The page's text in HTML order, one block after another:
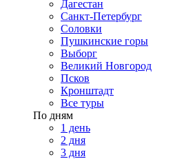
Дагестан
Санкт-Петербург
Соловки
Пушкинские горы
Выборг
Великий Новгород
Псков
Кронштадт
Все туры
По дням
1 день
2 дня
3 дня